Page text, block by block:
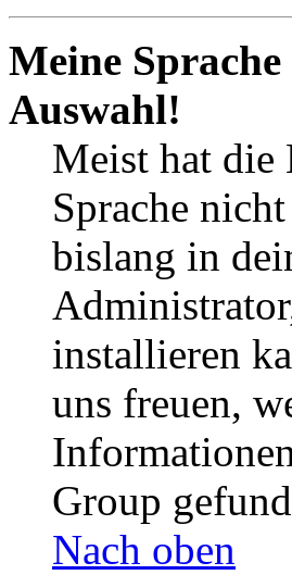
Meine
Auswahl!
Meist hat die
Sprache
bislang in
installieren
uns freuen,
Group
Nach oben